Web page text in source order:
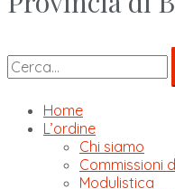
Home
L’ordine
Chi siamo
Commissioni
Modulistica